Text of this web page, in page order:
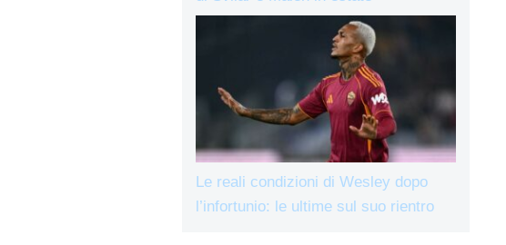
Le reali condizioni di Wesley dopo
l’infortunio: le ultime sul suo rientro